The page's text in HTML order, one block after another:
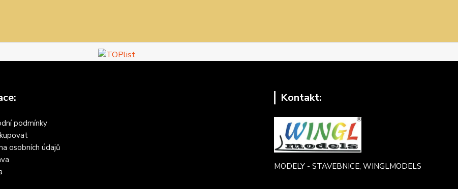
podmínky
osobních údajů
Kontakt:
MODELY - STAVEBNICE, WINGLMODELS